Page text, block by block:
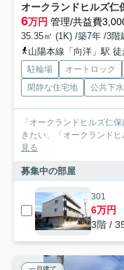
オークランドヒルズ仁
6万円 管理/共益費
35.35㎡ (1K) /築7年 /3階
山陽本線「向洋」駅 徒
駐輪場 オートロック
閑静な住宅地
公共下水
「オークランドヒルズ仁
きたい、「オークランド
見る
募集中の部屋
301
6万円
3階 /